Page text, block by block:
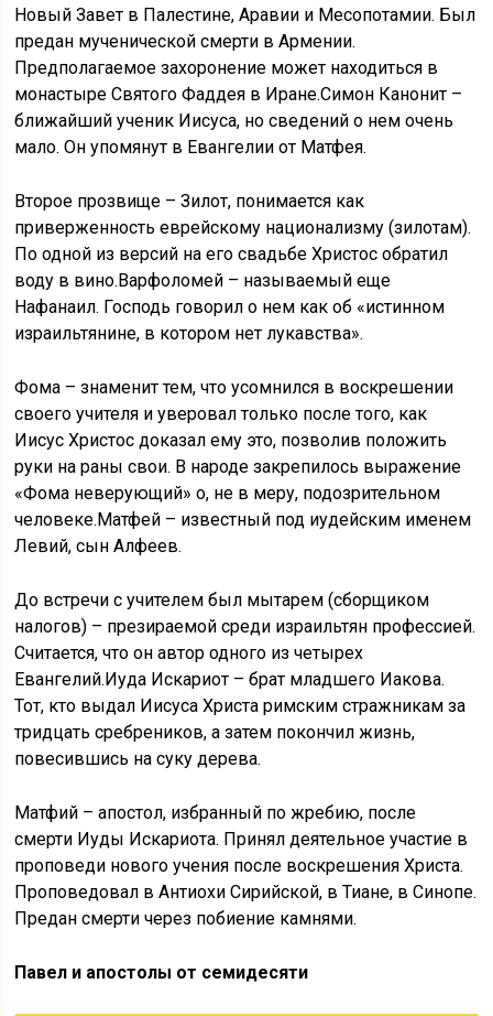
Новый Завет в Палестине, Аравии и Месопотамии. Был
предан мученической смерти в Армении.
Предполагаемое захоронение может находиться в
монастыре Святого Фаддея в Иране.Симон Канонит –
ближайший ученик Иисуса, но сведений о нем очень
мало. Он упомянут в Евангелии от Матфея.
Второе прозвище – Зилот, понимается как
приверженность еврейскому национализму (зилотам).
По одной из версий на его свадьбе Христос обратил
воду в вино.Варфоломей – называемый еще
Нафанаил. Господь говорил о нем как об «истинном
израильтянине, в котором нет лукавства».
Фома – знаменит тем, что усомнился в воскрешении
своего учителя и уверовал только после того, как
Иисус Христос доказал ему это, позволив положить
руки на раны свои. В народе закрепилось выражение
«Фома неверующий» о, не в меру, подозрительном
человеке.Матфей – известный под иудейским именем
Левий, сын Алфеев.
До встречи с учителем был мытарем (сборщиком
налогов) – презираемой среди израильтян профессией.
Считается, что он автор одного из четырех
Евангелий.Иуда Искариот – брат младшего Иакова.
Тот, кто выдал Иисуса Христа римским стражникам за
тридцать сребреников, а затем покончил жизнь,
повесившись на суку дерева.
Матфий – апостол, избранный по жребию, после
смерти Иуды Искариота. Принял деятельное участие в
проповеди нового учения после воскрешения Христа.
Проповедовал в Антиохи Сирийской, в Тиане, в Синопе.
Предан смерти через побиение камнями.
Павел и апостолы от семидесяти